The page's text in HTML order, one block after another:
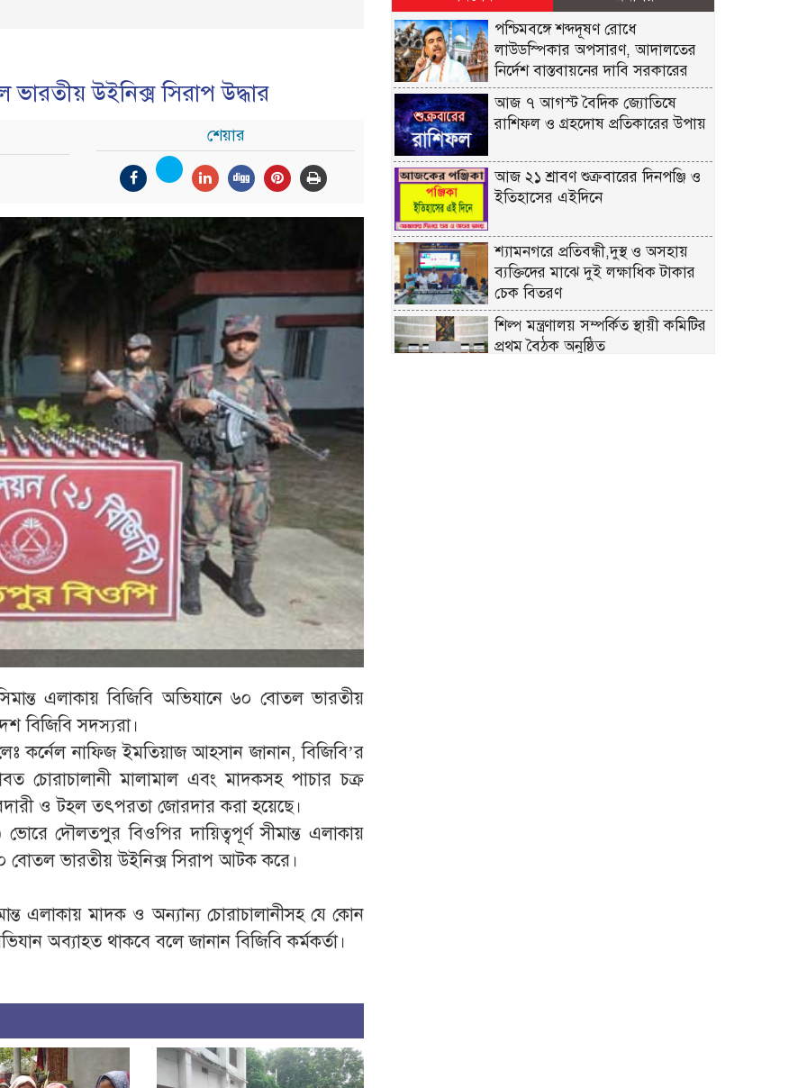
উইনিক্স সিরাপ উদ্ধার
শেয়ার
এলাকায় বিজিবি অভিযানে ৬০ বোতল ভারতীয়
বিজিবি সদস্যরা।
কর্নেল নাফিজ ইমতিয়াজ আহসান জানান, বিজিবি’র
চোরাচালানী মালামাল এবং মাদকসহ পাচার চক্র
ও টহল তৎপরতা জোরদার করা হয়েছে।
দৌলতপুর বিওপির দায়িত্বপূর্ণ সীমান্ত এলাকায়
বোতল ভারতীয় উইনিক্স সিরাপ আটক করে।
এলাকায় মাদক ও অন্যান্য চোরাচালানীসহ যে কোন
অব্যাহত থাকবে বলে জানান বিজিবি কর্মকর্তা।
পশ্চিমবঙ্গে শব্দদূষণ রোধে
লাউডস্পিকার অপসারণ, আদালতের
নির্দেশ বাস্তবায়নের দাবি সরকারের
আজ ৭ আগস্ট বৈদিক জ্যোতিষে
রাশিফল ও গ্রহদোষ প্রতিকারের উপায়
আজ ২১ শ্রাবণ শুক্রবারের দিনপঞ্জি ও
ইতিহাসের এইদিনে
শ্যামনগরে প্রতিবন্ধী,দুস্থ ও অসহায়
ব্যক্তিদের মাঝে দুই লক্ষাধিক টাকার
চেক বিতরণ
শিল্প মন্ত্রণালয় সম্পর্কিত স্থায়ী কমিটির
প্রথম বৈঠক অনুষ্ঠিত